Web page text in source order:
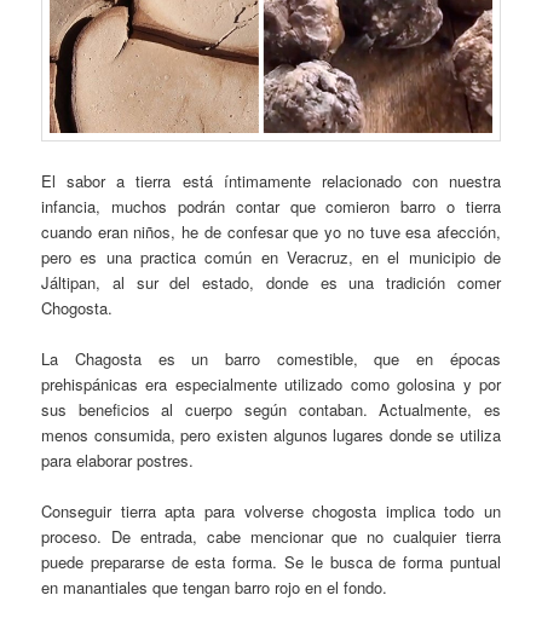
El sabor a tierra está íntimamente relacionado con nuestra
infancia, muchos podrán contar que comieron barro o tierra
cuando eran niños, he de confesar que yo no tuve esa afección,
pero es una practica común en Veracruz, en el municipio de
Jáltipan, al sur del estado, donde es una tradición comer
Chogosta.
La Chagosta es un barro comestible, que en épocas
prehispánicas era especialmente utilizado como golosina y por
sus beneficios al cuerpo según contaban. Actualmente, es
menos consumida, pero existen algunos lugares donde se utiliza
para elaborar postres.
Conseguir tierra apta para volverse chogosta implica todo un
proceso. De entrada, cabe mencionar que no cualquier tierra
puede prepararse de esta forma. Se le busca de forma puntual
en manantiales que tengan barro rojo en el fondo.